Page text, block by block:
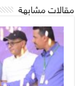
مقالات مشابهة